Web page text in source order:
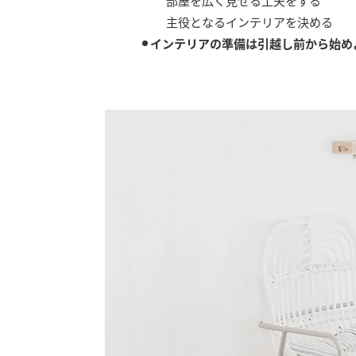
主役となるインテリアを決める
インテリアの準備は引越し前から始め